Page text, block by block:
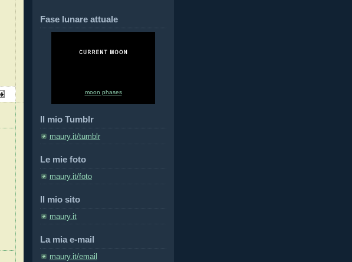
Fase lunare attuale
moon phases
Il mio Tumblr
maury.it/tumblr
Le mie foto
maury.it/foto
Il mio sito
maury.it
La mia e-mail
maury.it/email